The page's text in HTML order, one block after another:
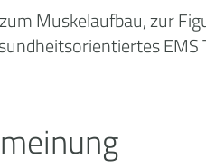
Muskelaufbau, zur
EMS